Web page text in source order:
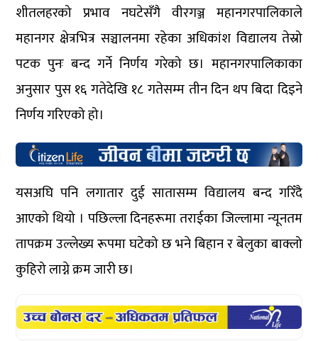
शीतलहरको प्रभाव नघटेसँगै वीरगञ्ज महानगरपालिकाले
महानगर क्षेत्रभित्र सञ्चालनमा रहेका अधिकांश विद्यालय तेस्रो
पटक पुनः बन्द गर्ने निर्णय गरेको छ। महानगरपालिकाका
अनुसार पुस १६ गतेदेखि १८ गतेसम्म तीन दिन थप बिदा दिइने
निर्णय गरिएको हो।
यसअघि पनि लगातार दुई सातासम्म विद्यालय बन्द गरिँदै
आएको थियो । पछिल्ला दिनहरूमा तराईका जिल्लामा न्यूनतम
तापक्रम उल्लेख्य रूपमा घटेको छ भने बिहान र बेलुका बाक्लो
कुहिरो लाग्ने क्रम जारी छ।